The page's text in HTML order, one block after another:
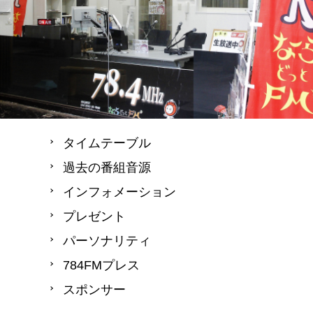
タイムテーブル
過去の番組音源
インフォメーション
プレゼント
パーソナリティ
784FMプレス
スポンサー